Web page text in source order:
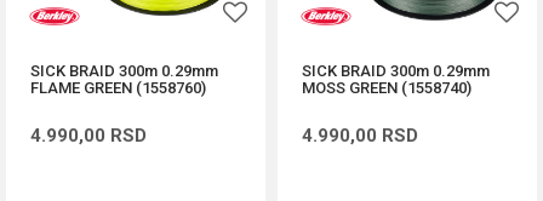
SICK BRAID 300m 0.29mm
FLAME GREEN (1558760)
4.990,00 RSD
SICK BRAID 300m 0.29mm
MOSS GREEN (1558740)
4.990,00 RSD